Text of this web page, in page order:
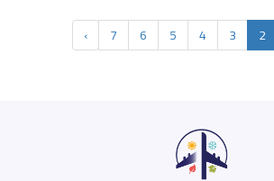
2
3
4
5
6
7
›